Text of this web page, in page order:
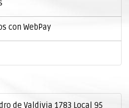
con WebPay
de Valdivia 1783 Local 95